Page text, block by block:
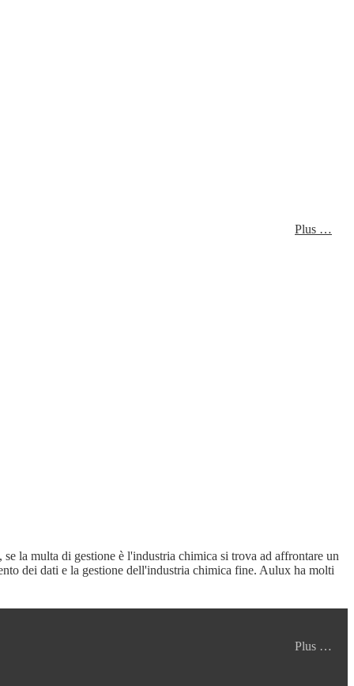
Plus …
la multa di gestione è l'industria chimica si trova ad affrontare un
dei dati e la gestione dell'industria chimica fine. Aulux ha molti
Plus …